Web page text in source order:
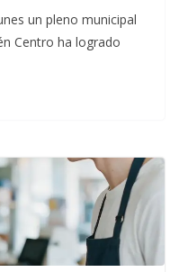
un pleno municipal
Centro ha logrado